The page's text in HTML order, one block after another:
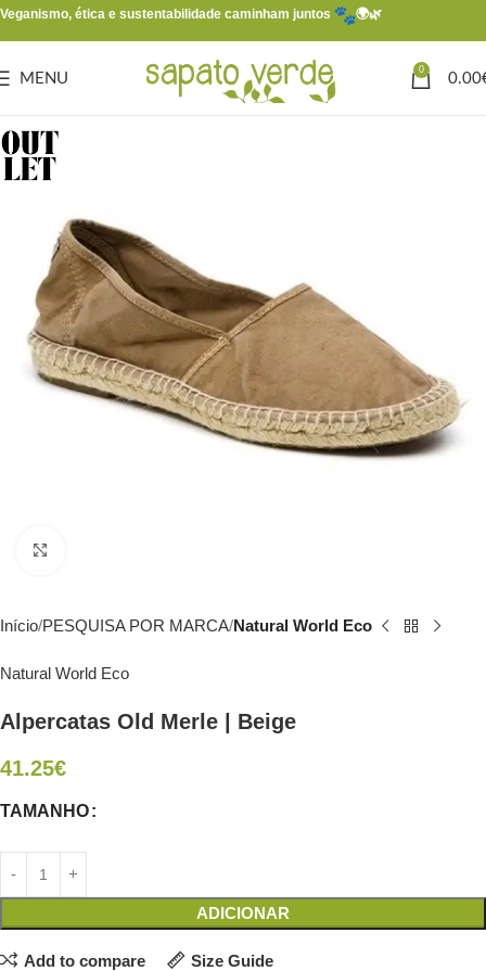
Veganismo, ética e sustentabilidade caminham juntos 🌍🌿
MENU
0
0.00
Início PESQUISA POR MARCA Natural World Eco
Natural World Eco
Alpercatas Old Merle | Beige
41.25€
TAMANHO
ADICIONAR
Add to compare Size Guide